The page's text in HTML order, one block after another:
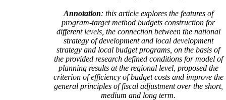
Annotation: this article explores the features of
program-target method budgets construction for
different levels, the connection between the national
strategy of development and local development
strategy and local budget programs, on the basis of
the provided research defined conditions for model of
planning results at the regional level, proposed the
criterion of efficiency of budget costs and improve the
general principles of fiscal adjustment over the short,
medium and long term.